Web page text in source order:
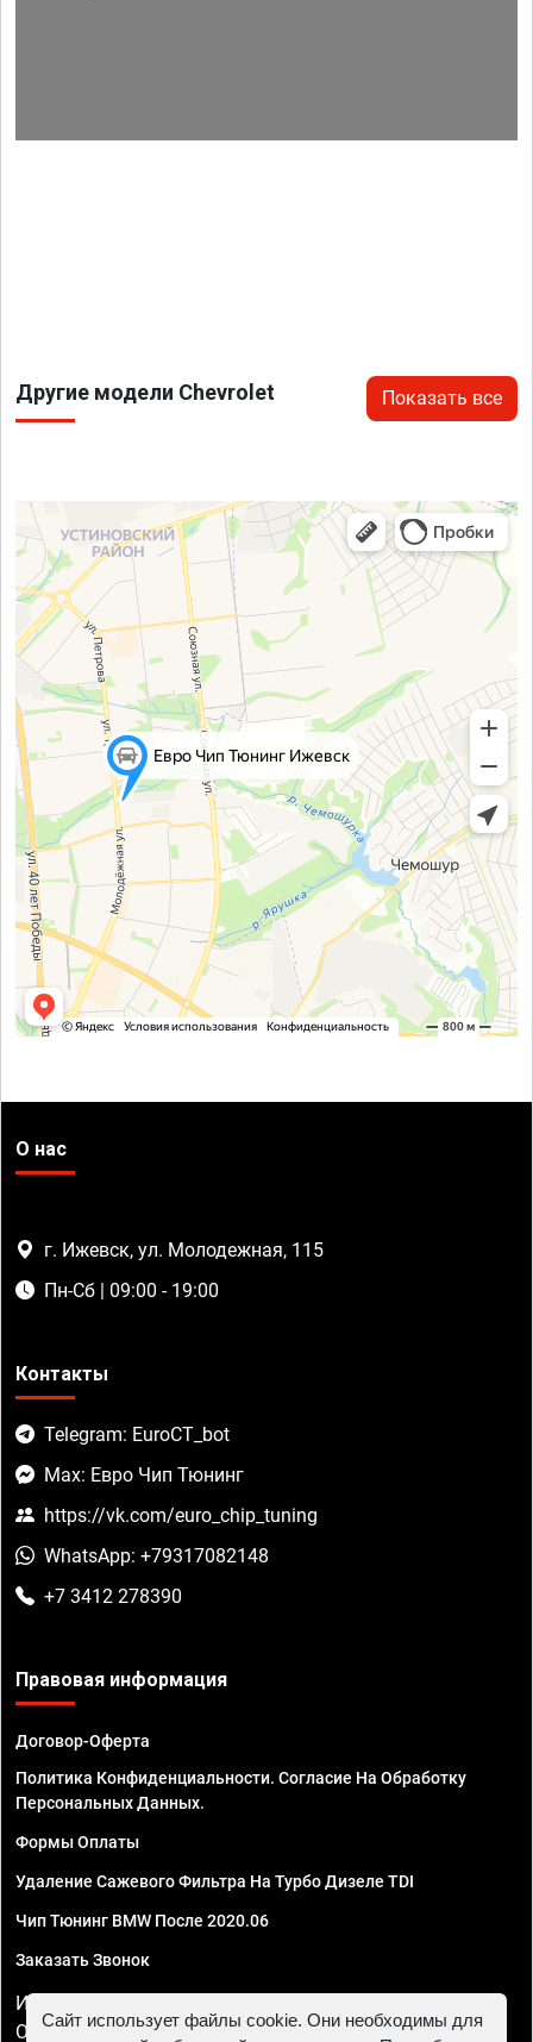
Другие модели Chevrolet Показать все
О нас
г. Ижевск, ул. Молодежная, 115
Пн-Сб | 09:00 - 19:00
Контакты
Telegram: EuroCT_bot
Max: Евро Чип Тюнинг
https://vk.com/euro_chip_tuning
WhatsApp: +79317082148
+7 3412 278390
Правовая информация
Договор-Оферта
Политика Конфиденциальности. Согласие На Обработку
Персональных Данных.
Формы Оплаты
Удаление Сажевого Фильтра На Турбо Дизеле TDI
Чип Тюнинг BMW После 2020.06
Заказать Звонок
ИП Смирнов Георгий Павлович. ИНН 781302555843,
ОГРНИП 324470400032610
Сайт использует файлы cookie. Они необходимы для